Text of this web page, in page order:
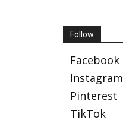
Follow
Facebook
Instagram
Pinterest
TikTok